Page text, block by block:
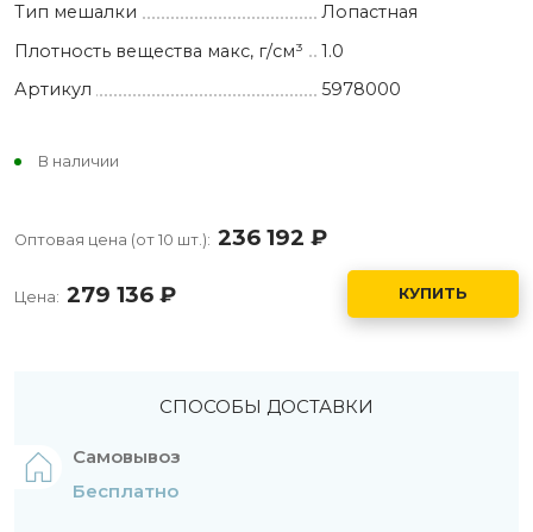
Тип мешалки
Лопастная
Плотность вещества макс, г/см³
1.0
Артикул
5978000
В наличии
Оптовая цена (от 10 шт.): 236 192
Цена: 279 136 КУПИТЬ
СПОСОБЫ ДОСТАВКИ
Самовывоз
Бесплатно